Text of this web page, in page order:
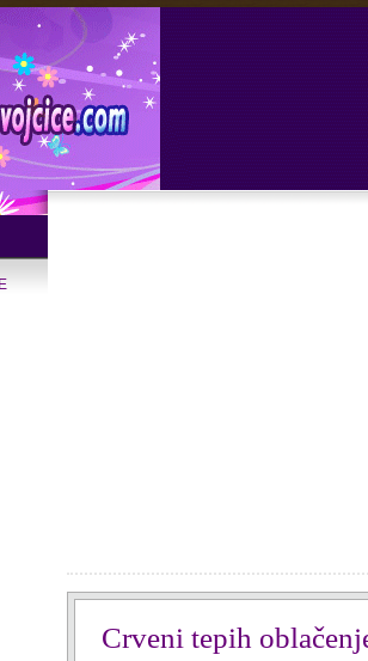
Crveni tepih